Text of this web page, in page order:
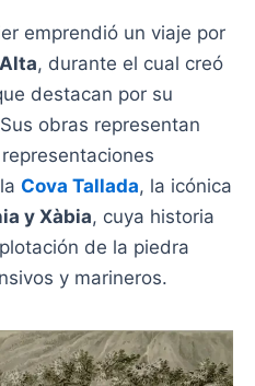
emprendió un viaje por
, durante el cual creó
destacan por su
obras representan
Cova Tallada, la icónica
y Xàbia, cuya historia
de la piedra
y marineros.